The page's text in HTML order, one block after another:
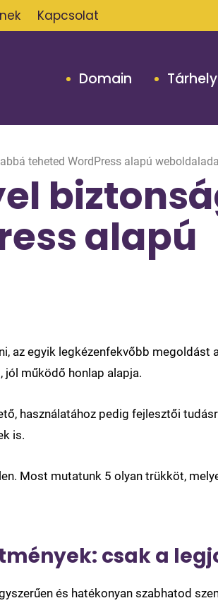
Kapcsolat
Domain Tárhely
teheted WordPress alapú
alapú
az egyik legkézenfekvőbb megoldást
jól működő honlap alapja.
használatához pedig fejlesztői
is.
Most mutatunk 5 olyan trükköt,
csak a
és hatékonyan szabhatod